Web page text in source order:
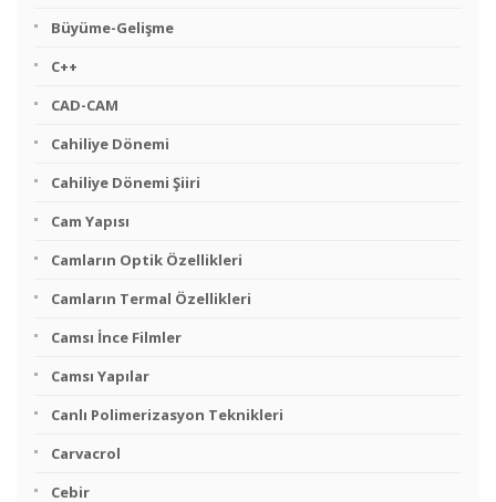
Büyüme-Gelişme
C++
CAD-CAM
Cahiliye Dönemi
Cahiliye Dönemi Şiiri
Cam Yapısı
Camların Optik Özellikleri
Camların Termal Özellikleri
Camsı İnce Filmler
Camsı Yapılar
Canlı Polimerizasyon Teknikleri
Carvacrol
Cebir